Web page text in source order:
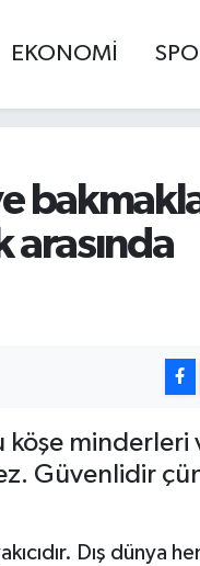
EKONOMİ
arasında
minderleri
Güvenlidir
Dış dünya